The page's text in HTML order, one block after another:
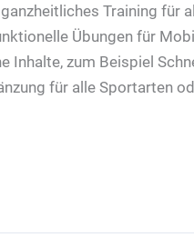
Training für
Übungen für
zum Beispiel
für alle Sportarten